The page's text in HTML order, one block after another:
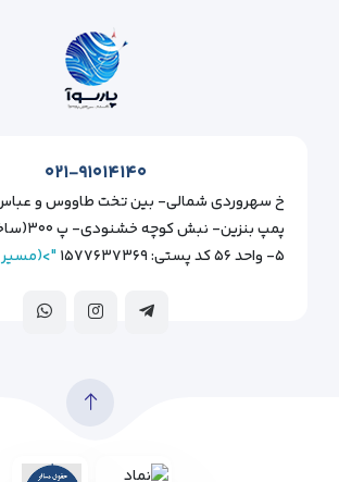
۰۲۱-۹۱۰۱۴۱۴۰
خ سهروردی شمالی- بین تخت طاووس و
پمپ
۵- واحد ۵۶ کد پستی: ۱۵۷۷۶۳۷۳۶۹
">(مسیر